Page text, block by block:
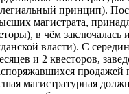
принцип).
магистрата,
в чём заключалась
власти). С
и 2 квесторов,
магистратурная